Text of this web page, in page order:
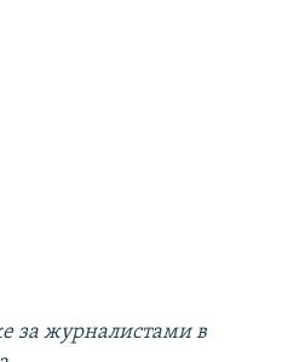
за журналистами в